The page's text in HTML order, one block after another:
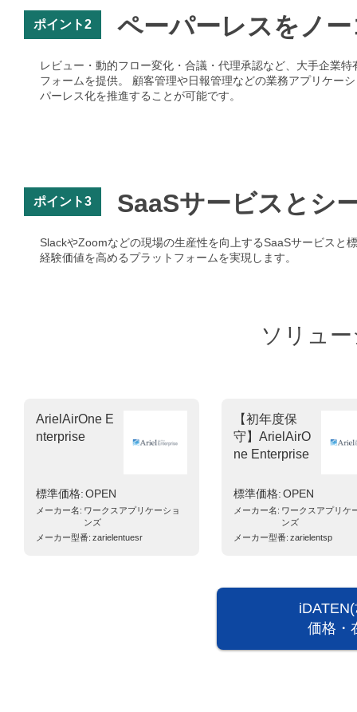
ポイント2 ペーパーレスをノ
レビュー・動的フロー変化・合議・代理承認など、大手企業
フォームを提供。 顧客管理や日報管理などの業務アプリケー
パーレス化を推進することが可能です。
ポイント3 SaaSサービスとシ
SlackやZoomなどの現場の生産性を向上するSaaSサービスと
経験価値を高めるプラットフォームを実現します。
ソリュ
ArielAirOne E
nterprise
標準価格 OPEN
メーカー名 ワークスアプリケーショ
ンズ
メーカー型番 zarielentuesr
【初年度保
守】ArielAirO
ne Enterprise
標準価格 OPEN
メーカー名 ワークスアプリケ
ンズ
メーカー型番 zarielentsp
価格・